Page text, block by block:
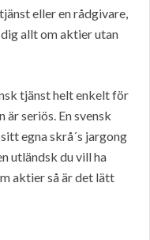
eller en rådgivare,
allt om aktier utan
tjänst helt enkelt för
seriös. En svensk
egna skrå´s jargong
utländsk du vill ha
aktier så är det lätt